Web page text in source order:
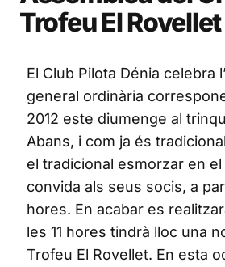
Trofeu El Rovellet
El Club Pilota Dénia celebra
general ordinària
2012 este diumenge al
Abans, i com ja és
el tradicional esmorzar en
convida als seus socis, a
hores. En acabar es
les 11 hores tindrà lloc una
Trofeu El Rovellet. En esta